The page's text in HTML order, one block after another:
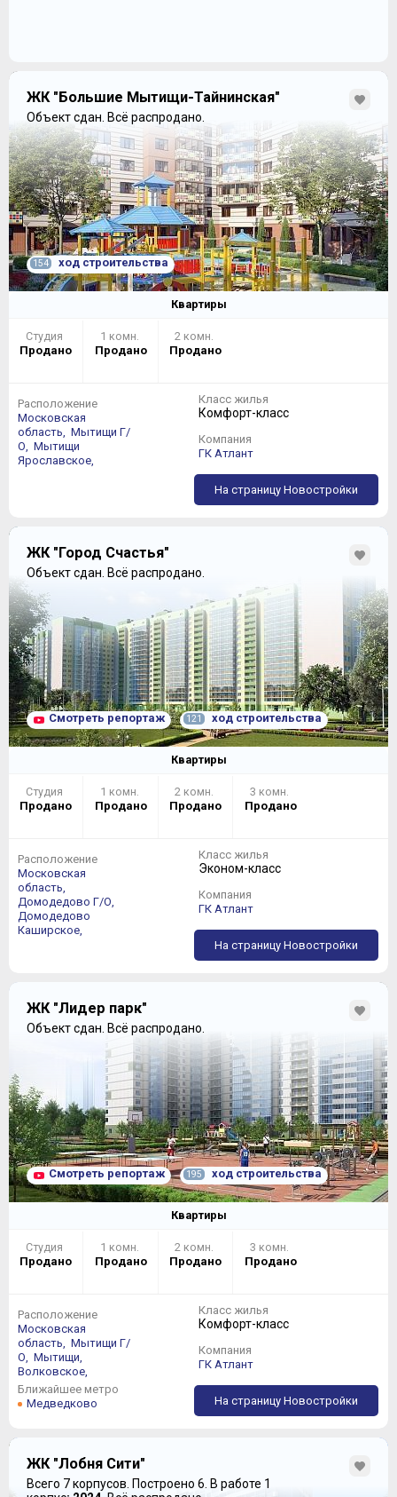
ЖК "Большие Мытищи-Тайнинская"
Объект сдан. Всё распродано.
154 ход строительства
Квартиры
Студия
Продано
1 комн.
Продано
2 комн.
Продано
Расположение
Московская
область, Мытищи Г/
О, Мытищи
Ярославское,
Класс жилья
Комфорт-класс
Компания
ГК Атлант
На страницу Новостройки
ЖК "Город Счастья"
Объект сдан. Всё распродано.
Смотреть репортаж 121 ход строительства
Квартиры
Студия
Продано
1 комн.
Продано
2 комн.
Продано
3 комн.
Продано
Расположение
Московская
область,
Домодедово Г/О,
Домодедово
Каширское,
Класс жилья
Эконом-класс
Компания
ГК Атлант
На страницу Новостройки
ЖК "Лидер парк"
Объект сдан. Всё распродано.
Смотреть репортаж 195 ход строительства
Квартиры
Студия
Продано
1 комн.
Продано
2 комн.
Продано
3 комн.
Продано
Расположение
Московская
область, Мытищи Г/
О, Мытищи,
Волковское,
Ближайшее метро
Медведково
Класс жилья
Комфорт-класс
Компания
ГК Атлант
На страницу Новостройки
ЖК "Лобня Сити"
Всего 7 корпусов. Построено 6. В работе 1